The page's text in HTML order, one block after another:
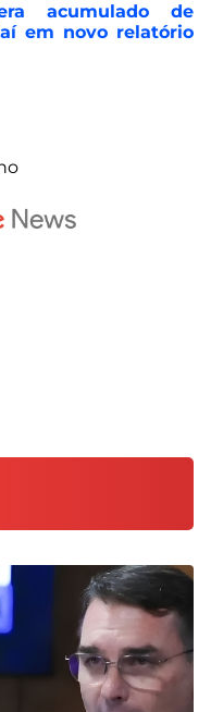
acumulado de
em novo relatório